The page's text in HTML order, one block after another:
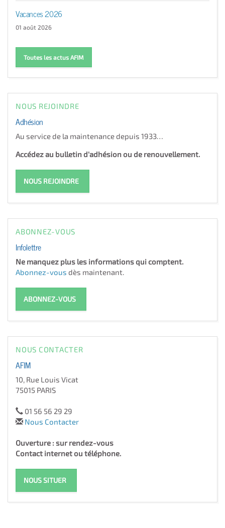
Vacances 2026
01 août 2026
Toutes les actus AFIM
NOUS REJOINDRE
Adhésion
Au service de la maintenance depuis 1933…
Accédez au bulletin d'adhésion ou de renouvellement.
NOUS REJOINDRE
ABONNEZ-VOUS
Infolettre
Ne manquez plus les informations qui comptent.
Abonnez-vous dès maintenant.
ABONNEZ-VOUS
NOUS CONTACTER
AFIM
10, Rue Louis Vicat
75015 PARIS
01 56 56 29 29
Nous Contacter
Ouverture : sur rendez-vous
Contact internet ou téléphone.
NOUS SITUER